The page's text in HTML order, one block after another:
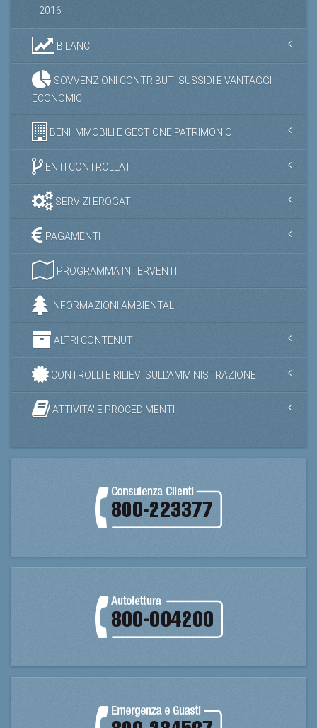
2016
BILANCI
SOVVENZIONI CONTRIBUTI SUSSIDI E VANTAGGI
ECONOMICI
BENI IMMOBILI E GESTIONE PATRIMONIO
ENTI CONTROLLATI
SERVIZI EROGATI
PAGAMENTI
PROGRAMMA INTERVENTI
INFORMAZIONI AMBIENTALI
ALTRI CONTENUTI
CONTROLLI E RILIEVI SULL'AMMINISTRAZIONE
ATTIVITA' E PROCEDIMENTI